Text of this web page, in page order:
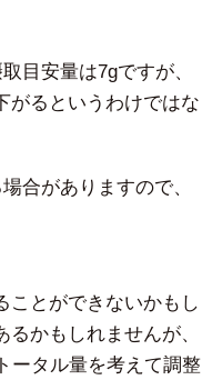
目安量は7gですが、
がるというわけではな
合がありますので、
ことができないかもし
かもしれませんが、
ータル量を考えて調整